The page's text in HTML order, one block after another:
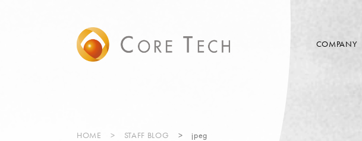
COMPANY
HOME STAFF BLOG jpeg